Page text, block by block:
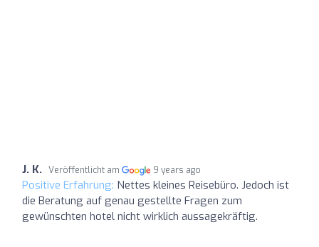
J. K. Veröffentlicht am 9 years ago
Positive Erfahrung: Nettes kleines Reisebüro. Jedoch ist
die Beratung auf genau gestellte Fragen zum
gewünschten hotel nicht wirklich aussagekräftig.